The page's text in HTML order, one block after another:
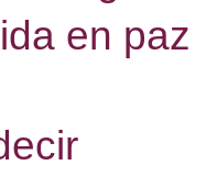
en paz